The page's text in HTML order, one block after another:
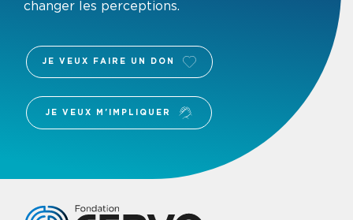
changer les perceptions.
JE VEUX FAIRE UN DON
JE VEUX M'IMPLIQUER
Logo Fondation Cervo